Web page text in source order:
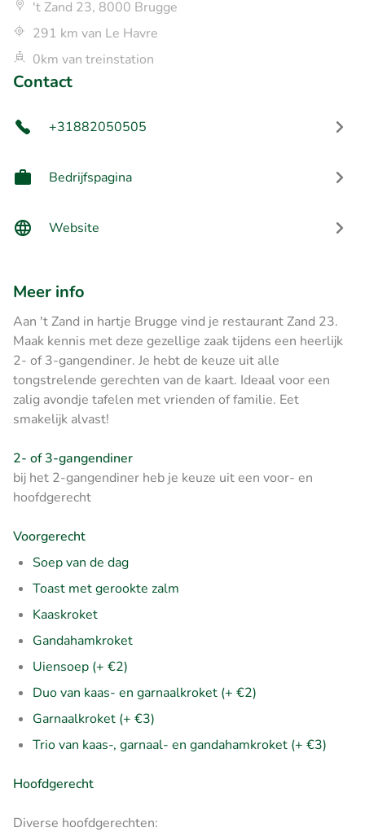
't Zand 23, 8000 Brugge
291 km van Le Havre
0km van treinstation
Contact
+31882050505
Bedrijfspagina
Website
Meer info
Aan 't Zand in hartje Brugge vind je restaurant Zand 23.
Maak kennis met deze gezellige zaak tijdens een heerlijk
2- of 3-gangendiner. Je hebt de keuze uit alle
tongstrelende gerechten van de kaart. Ideaal voor een
zalig avondje tafelen met vrienden of familie. Eet
smakelijk alvast!
2- of 3-gangendiner
bij het 2-gangendiner heb je keuze uit een voor- en
hoofdgerecht
Voorgerecht
Soep van de dag
Toast met gerookte zalm
Kaaskroket
Gandahamkroket
Uiensoep (+ €2)
Duo van kaas- en garnaalkroket (+ €2)
Garnaalkroket (+ €3)
Trio van kaas-, garnaal- en gandahamkroket (+ €3)
Hoofdgerecht
Diverse hoofdgerechten: